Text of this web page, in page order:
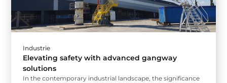
Industrie
Elevating safety with advanced gangway
solutions
In the contemporary industrial landscape, the significance